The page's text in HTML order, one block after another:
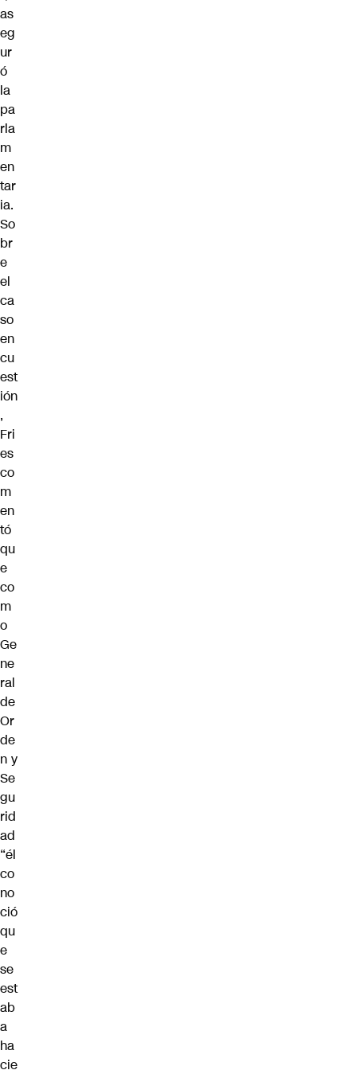
as
eg
ur
ó
la
pa
rla
m
en
tar
ia.
So
br
e
el
ca
so
en
cu
est
ión
,
Fri
es
co
m
en
tó
qu
e
co
m
o
Ge
ne
ral
de
Or
de
n y
Se
gu
rid
ad
“él
co
no
ció
qu
e
se
est
ab
a
ha
cie